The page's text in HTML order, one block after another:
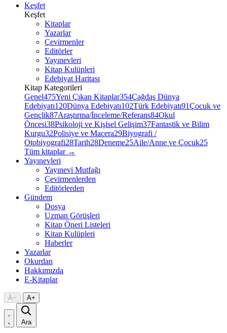
Keşfet
Keşfet
Kitaplar
Yazarlar
Çevirmenler
Editörler
Yayınevleri
Kitap Kulüpleri
Edebiyat Haritası
Kitap Kategorileri
Genel475Yeni Çıkan Kitaplar354Çağdaş Dünya
Edebiyatı120Dünya Edebiyatı102Türk Edebiyatı91Çocuk ve
Gençlik87Araştırma/İnceleme/Referans84Okul
Öncesi38Psikoloji ve Kişisel Gelişim37Fantastik ve Bilim
Kurgu32Polisiye ve Macera29Biyografi /
Otobiyografi28Tarih28Deneme25Aile/Anne ve Çocuk25
Tüm kitaplar →
Yayınevleri
Yayınevi Mutfağı
Çevirmenlerden
Editörlerden
Gündem
Dosya
Uzman Görüşleri
Kitap Öneri Listeleri
Kitap Kulüpleri
Haberler
Yazarlar
Okurdan
Hakkımızda
E-Kitaplar
A− A+
Ara